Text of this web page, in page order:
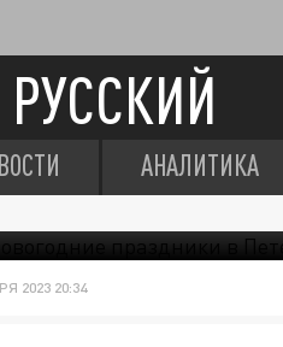
АНАЛИТИКА
2023 20:34